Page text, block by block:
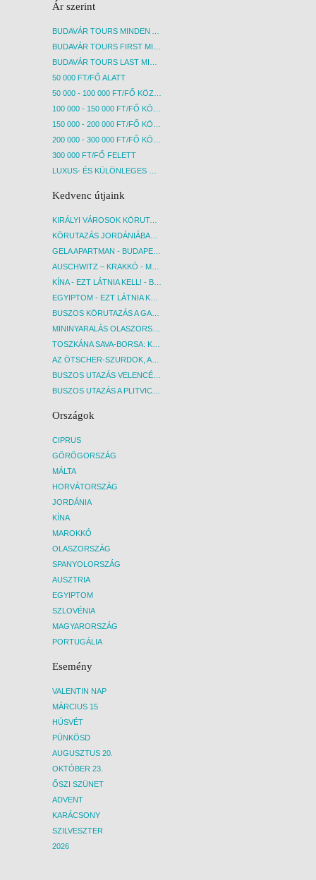
Ár szerint
50 000 FT/FŐ ALATT
300 000 FT/FŐ FELETT
Kedvenc útjaink
KIRÁLYI VÁROSOK KÖRUTAZÁS KÖZVETLEN REPÜLŐJÁRATTAL - BUDAPEST, REPÜLŐ
Országok
CIPRUS
GÖRÖGORSZÁG
MÁLTA
HORVÁTORSZÁG
JORDÁNIA
KÍNA
MAROKKÓ
OLASZORSZÁG
SPANYOLORSZÁG
AUSZTRIA
EGYIPTOM
SZLOVÉNIA
MAGYARORSZÁG
PORTUGÁLIA
Esemény
VALENTIN NAP
MÁRCIUS 15
HÚSVÉT
PÜNKÖSD
AUGUSZTUS 20.
OKTÓBER 23.
ŐSZI SZÜNET
ADVENT
KARÁCSONY
SZILVESZTER
2026